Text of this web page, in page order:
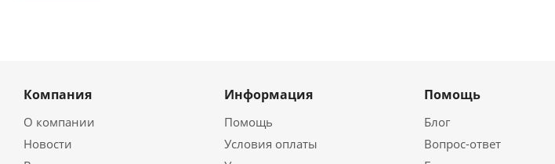
Компания
О компании
Новости
Информация
Помощь
Условия оплаты
Помощь
Блог
Вопрос-ответ